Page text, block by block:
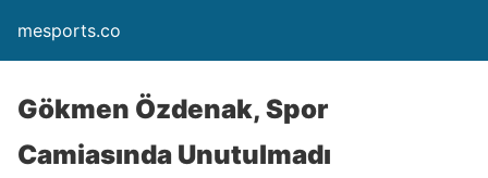
mesports.co
Gökmen Özdenak, Spor
Camiasında Unutulmadı